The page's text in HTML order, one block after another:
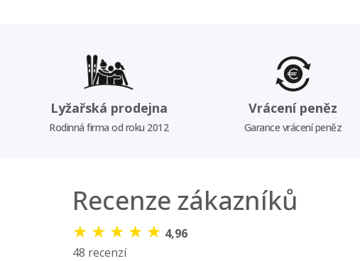
Lyžařská prodejna
Rodinná firma od roku 2012
Vrácení peněz
Garance vrácení peněz
Recenze zákazníků
★ ★ ★ ★ ★ 4,96
48 recenzí